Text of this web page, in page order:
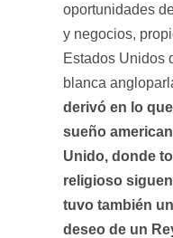
oportunidades
y negocios,
Estados Unidos
blanca
derivó en lo
sueño
Unido, donde
religioso
tuvo también
deseo de un